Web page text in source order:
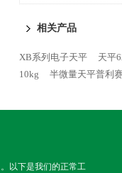
相关产品
XB系列电子天平
天平
10kg
半微量天平普利
以下是我们的正常工